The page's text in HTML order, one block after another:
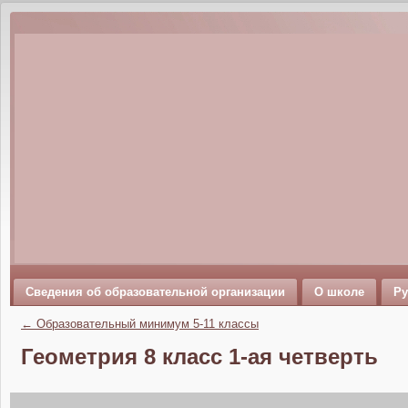
Сведения об образовательной организации О школе
← Образовательный минимум 5-11 классы
Геометрия 8 класс 1-ая четверть